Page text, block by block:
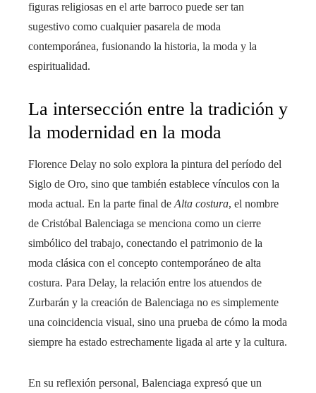
figuras religiosas en el arte barroco puede ser tan
sugestivo como cualquier pasarela de moda
contemporánea, fusionando la historia, la moda y la
espiritualidad.
La intersección entre la tradición y
la modernidad en la moda
Florence Delay no solo explora la pintura del período del
Siglo de Oro, sino que también establece vínculos con la
moda actual. En la parte final de Alta costura, el nombre
de Cristóbal Balenciaga se menciona como un cierre
simbólico del trabajo, conectando el patrimonio de la
moda clásica con el concepto contemporáneo de alta
costura. Para Delay, la relación entre los atuendos de
Zurbarán y la creación de Balenciaga no es simplemente
una coincidencia visual, sino una prueba de cómo la moda
siempre ha estado estrechamente ligada al arte y la cultura.
En su reflexión personal, Balenciaga expresó que un